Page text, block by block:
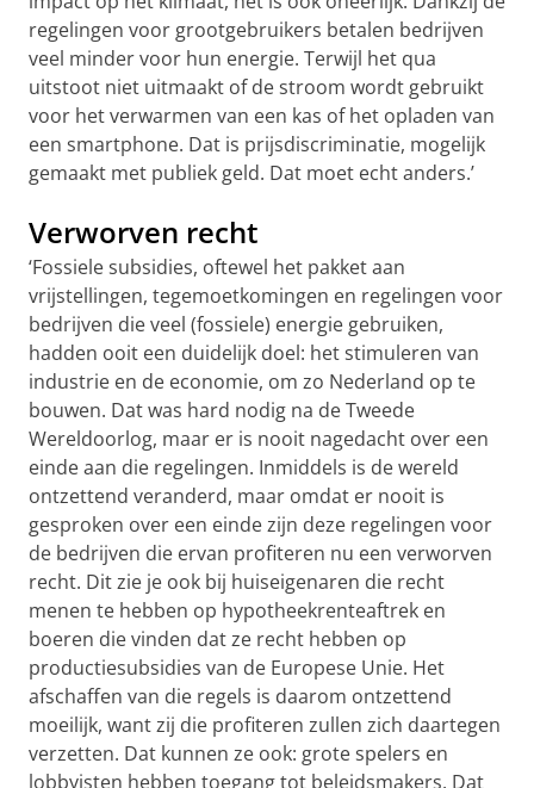
regelingen voor grootgebruikers betalen bedrijven
veel minder voor hun energie. Terwijl het qua
uitstoot niet uitmaakt of de stroom wordt gebruikt
voor het verwarmen van een kas of het opladen van
een smartphone. Dat is prijsdiscriminatie, mogelijk
gemaakt met publiek geld. Dat moet echt anders.’
Verworven recht
‘Fossiele subsidies, oftewel het pakket aan
vrijstellingen, tegemoetkomingen en regelingen voor
bedrijven die veel (fossiele) energie gebruiken,
hadden ooit een duidelijk doel: het stimuleren van
industrie en de economie, om zo Nederland op te
bouwen. Dat was hard nodig na de Tweede
Wereldoorlog, maar er is nooit nagedacht over een
einde aan die regelingen. Inmiddels is de wereld
ontzettend veranderd, maar omdat er nooit is
gesproken over een einde zijn deze regelingen voor
de bedrijven die ervan profiteren nu een verworven
recht. Dit zie je ook bij huiseigenaren die recht
menen te hebben op hypotheekrenteaftrek en
boeren die vinden dat ze recht hebben op
productiesubsidies van de Europese Unie. Het
afschaffen van die regels is daarom ontzettend
moeilijk, want zij die profiteren zullen zich daartegen
verzetten. Dat kunnen ze ook: grote spelers en
lobbyisten hebben toegang tot beleidsmakers. Dat